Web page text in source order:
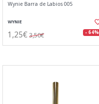
Wynie Barra de Labios 005
WYNIE
1,25€ 3,50€ - 64%